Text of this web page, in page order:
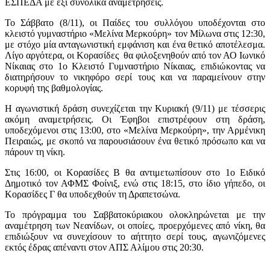
Το Σάββατο (8/11), οι Παίδες του συλλόγου υποδέχονται στο
κλειστό γυμναστήριο «Μελίνα Μερκούρη» τον Μίλωνα στις 12:30,
με στόχο μία ανταγωνιστική εμφάνιση και ένα θετικό αποτέλεσμα.
Λίγο αργότερα, οι Κορασίδες θα φιλοξενηθούν από τον ΑΟ Ιωνικό
Νίκαιας στο 1ο Κλειστό Γυμναστήριο Νίκαιας, επιδιώκοντας να
διατηρήσουν το νικηφόρο σερί τους και να παραμείνουν στην
κορυφή της βαθμολογίας.
Η αγωνιστική δράση συνεχίζεται την Κυριακή (9/11) με τέσσερις
ακόμη αναμετρήσεις. Οι Έφηβοι επιστρέφουν στη δράση,
υποδεχόμενοι στις 13:00, στο «Μελίνα Μερκούρη», την Αρμένικη
Πειραιώς, με σκοπό να παρουσιάσουν ένα θετικό πρόσωπο και να
πάρουν τη νίκη.
Στις 16:00, οι Κορασίδες Β θα αντιμετωπίσουν στο 1ο Ειδικό
Δημοτικό τον ΑΦΜΣ Φοίνιξ, ενώ στις 18:15, στο ίδιο γήπεδο, οι
Κορασίδες Γ θα υποδεχθούν τη Δραπετσώνα.
Το πρόγραμμα του Σαββατοκύριακου ολοκληρώνεται με την
αναμέτρηση των Νεανίδων, οι οποίες, προερχόμενες από νίκη, θα
επιδιώξουν να συνεχίσουν το αήττητο σερί τους, αγωνιζόμενες
εκτός έδρας απέναντι στον ΑΠΣ Αλίμου στις 20:30.